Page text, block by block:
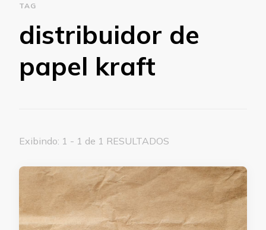
TAG
distribuidor de
papel kraft
Exibindo: 1 - 1 de 1 RESULTADOS